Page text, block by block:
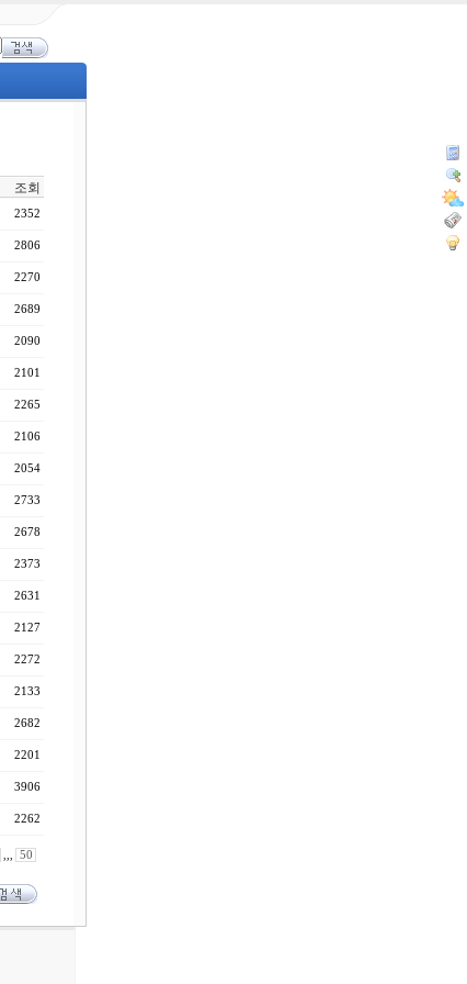
조회
2352
2806
2270
2689
2090
2101
2265
2106
2054
2733
2678
2373
2631
2127
2272
2133
2682
2201
3906
2262
,,, 50